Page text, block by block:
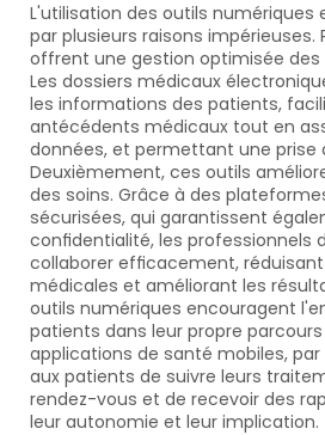
L'utilisation des outils
par plusieurs raisons impérieuses.
offrent une gestion optimisée des
Les dossiers médicaux
les informations des patients,
antécédents médicaux tout en
données, et permettant une prise
Deuxièmement, ces outils
des soins. Grâce à des
sécurisées, qui garantissent
confidentialité, les professionnels
collaborer efficacement,
médicales et améliorant les
outils numériques encouragent
patients dans leur propre parcours
applications de santé mobiles,
aux patients de suivre leurs
rendez-vous et de recevoir des
leur autonomie et leur implication.